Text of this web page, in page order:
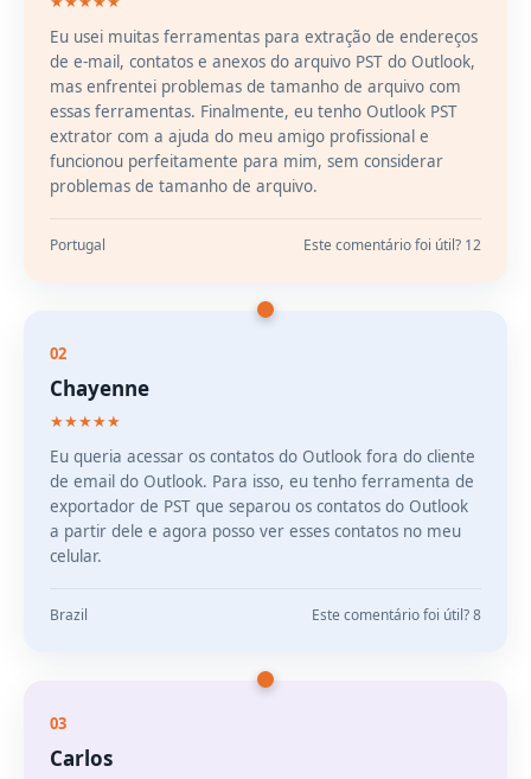
Eu usei muitas ferramentas para extração de endereços
de e-mail, contatos e anexos do arquivo PST do Outlook,
mas enfrentei problemas de tamanho de arquivo com
essas ferramentas. Finalmente, eu tenho Outlook PST
extrator com a ajuda do meu amigo profissional e
funcionou perfeitamente para mim, sem considerar
problemas de tamanho de arquivo.
Portugal Este comentário foi útil? 12
02
Chayenne
★★★★★
Eu queria acessar os contatos do Outlook fora do cliente
de email do Outlook. Para isso, eu tenho ferramenta de
exportador de PST que separou os contatos do Outlook
a partir dele e agora posso ver esses contatos no meu
celular.
Brazil Este comentário foi útil? 8
03
Carlos